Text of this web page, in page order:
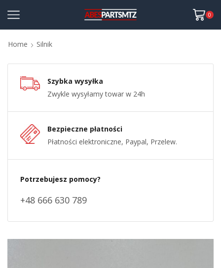
0
Home Silnik
Szybka wysyłka
Zwykle wysyłamy towar w 24h
Bezpieczne płatności
Płatności elektroniczne, Paypal, Przelew.
Potrzebujesz pomocy?
+48 666 630 789